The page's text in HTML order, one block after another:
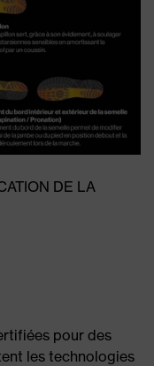
DE LA
pour des
les technologies